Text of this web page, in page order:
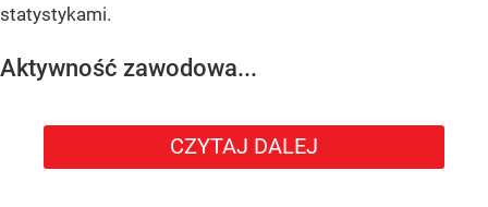
statystykami.
Aktywność zawodowa...
CZYTAJ DALEJ